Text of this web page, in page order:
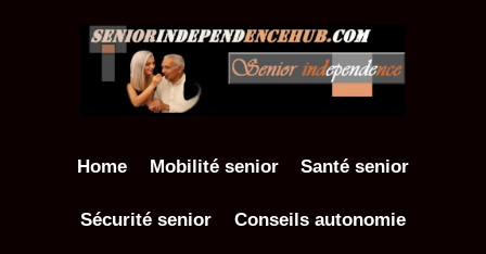
Home Mobilité senior Santé senior
Sécurité senior Conseils autonomie